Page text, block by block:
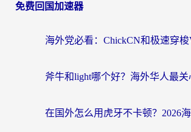
免费回国加速器